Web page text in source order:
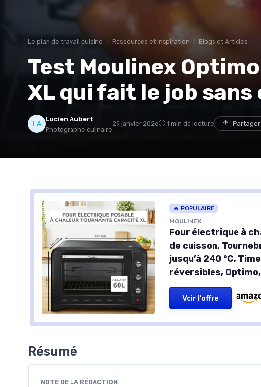
Le plan de travail cuisine Ressources et Inspiration Blogs et Articles
Test Moulinex
XL qui fait le job
Lucien Aubert
Photographe culinaire
29 janvier 2026 1 min de lecture
🔥 POPULAIRE
MOULINEX
Four électrique à
de cuisson,
jusqu’à 240 °C,
réversibles, Optimo,
Voir l'offre
Résumé
NOTE DE LA RÉDACTION